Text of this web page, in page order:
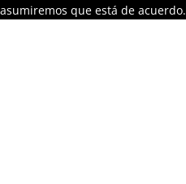
asumiremos que está de acuerdo.